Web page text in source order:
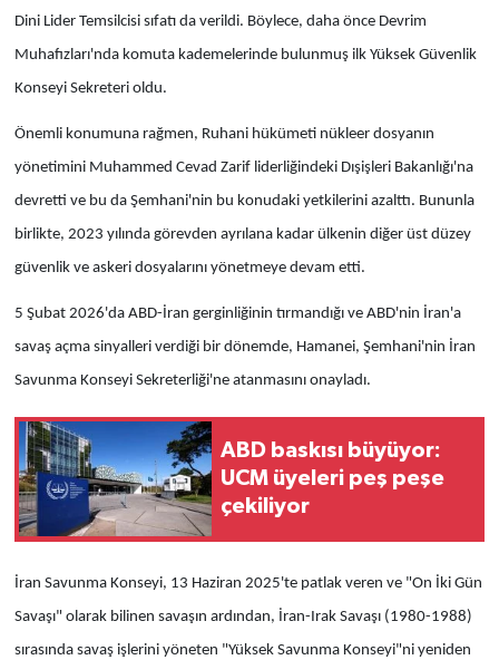
Dini Lider Temsilcisi sıfatı da verildi. Böylece, daha önce Devrim
Muhafızları'nda komuta kademelerinde bulunmuş ilk Yüksek Güvenlik
Konseyi Sekreteri oldu.
Önemli konumuna rağmen, Ruhani hükümeti nükleer dosyanın
yönetimini Muhammed Cevad Zarif liderliğindeki Dışişleri Bakanlığı'na
devretti ve bu da Şemhani'nin bu konudaki yetkilerini azalttı. Bununla
birlikte, 2023 yılında görevden ayrılana kadar ülkenin diğer üst düzey
güvenlik ve askeri dosyalarını yönetmeye devam etti.
5 Şubat 2026'da ABD-İran gerginliğinin tırmandığı ve ABD'nin İran'a
savaş açma sinyalleri verdiği bir dönemde, Hamanei, Şemhani'nin İran
Savunma Konseyi Sekreterliği'ne atanmasını onayladı.
ABD baskısı büyüyor:
UCM üyeleri peş peşe
çekiliyor
İran Savunma Konseyi, 13 Haziran 2025'te patlak veren ve "On İki Gün
Savaşı" olarak bilinen savaşın ardından, İran-Irak Savaşı (1980-1988)
sırasında savaş işlerini yöneten "Yüksek Savunma Konseyi"ni yeniden